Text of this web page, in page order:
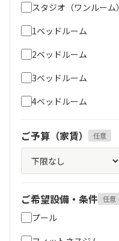
スタジオ（ワンルーム）
1ベッドルーム
2ベッドルーム
3ベッドルーム
4ベッドルーム
ご予算（家賃） 任意
ご希望設備・条件 任意
プール